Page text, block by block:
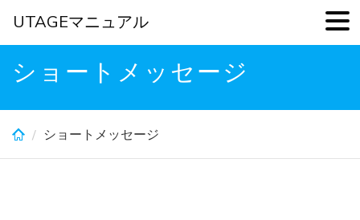
Skip
ショートメッセージ
ショートメッセージ
UTAGEマニュアル